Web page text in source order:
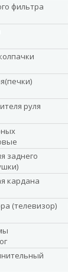
фильтра
руля
заднего
кардана
(телевизор)